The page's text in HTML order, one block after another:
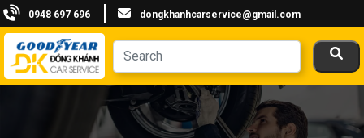
0948 697 696 dongkhanhcarservice@gmail.com